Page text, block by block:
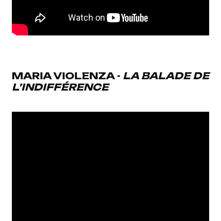
MARIA VIOLENZA - LA BALADE DE
L’INDIFFÉRENCE